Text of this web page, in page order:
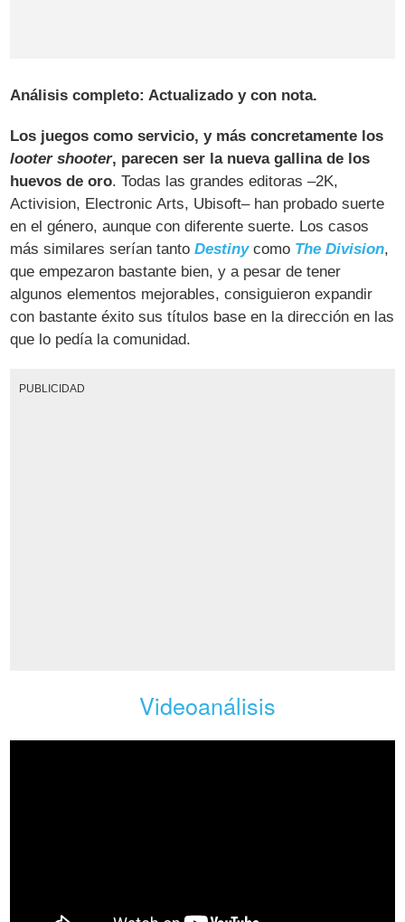
Análisis completo: Actualizado y con nota.
Los juegos como servicio, y más concretamente los
looter shooter, parecen ser la nueva gallina de los
huevos de oro. Todas las grandes editoras –2K,
Activision, Electronic Arts, Ubisoft– han probado suerte
en el género, aunque con diferente suerte. Los casos
más similares serían tantoDestinycomo The Division,
que empezaron bastante bien, y a pesar de tener
algunos elementos mejorables, consiguieron expandir
con bastante éxito sus títulos base en la dirección en las
que lo pedía la comunidad.
PUBLICIDAD
Videoanálisis